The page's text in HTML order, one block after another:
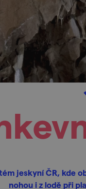
jeskyní ČR, kde
nohou i z lodě při